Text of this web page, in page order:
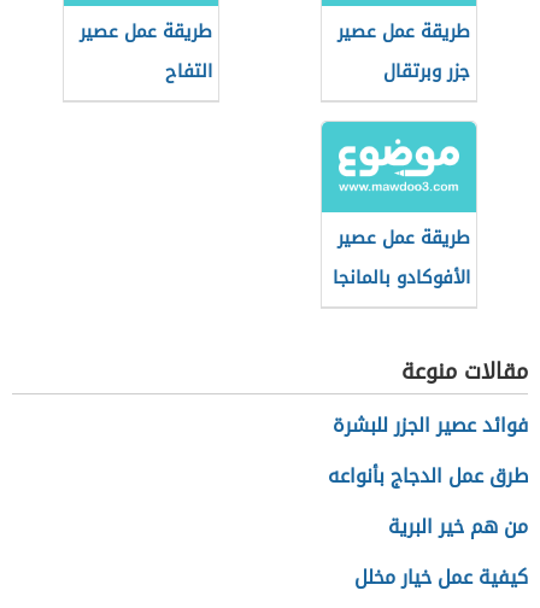
طريقة عمل عصير
جزر وبرتقال
طريقة عمل عصير
التفاح
طريقة عمل عصير
الأفوكادو بالمانجا
مقالات منوعة
فوائد عصير الجزر للبشرة
طرق عمل الدجاج بأنواعه
من هم خير البرية
كيفية عمل خيار مخلل